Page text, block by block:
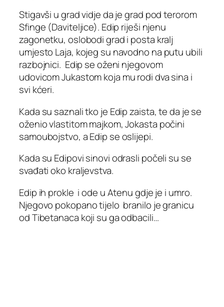
Stigavši u grad vidje da je grad pod terorom
Sfinge (Daviteljice). Edip riješi njenu
zagonetku, oslobodi grad i posta kralj
umjesto Laja, kojeg su navodno na putu ubili
razbojnici. Edip se oženi njegovom
udovicom Jukastom koja mu rodi dva sina i
svi kćeri.
Kada su saznali tko je Edip zaista, te da je se
oženio vlastitom majkom, Jokasta počini
samoubojstvo, a Edip se oslijepi.
Kada su Edipovi sinovi odrasli počeli su se
svađati oko kraljevstva.
Edip ih prokle i ode u Atenu gdje je i umro.
Njegovo pokopano tijelo branilo je granicu
od Tibetanaca koji su ga odbacili…